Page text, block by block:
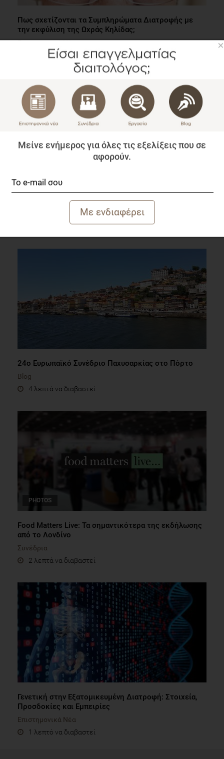
Πως σχετίζονται τα Συμπληρώματα Διατροφής με
την εκφύλιση της Ωχράς Κηλίδας;
Επιστημονικά Νέα
1 λεπτό να διαβαστεί
Αεροβική άσκηση ή άσκηση αντίστασης για την
καρδιακή υγεία και το διαβήτη;
1 λεπτό να διαβαστεί
24ο Ευρωπαϊκό Συνέδριο Παχυσαρκίας στο Πόρτο
Blog
4 λεπτά να διαβαστεί
PHOTOS
Food Matters Live: Τα σημαντικότερα της εκδήλωσης
από το Λονδίνο
Συνέδρια
2 λεπτά να διαβαστεί
Γενετική στην Εξατομικευμένη Διατροφή: Στοιχεία,
Προσδοκίες και Εμπειρίες
Επιστημονικά Νέα
1 λεπτό να διαβαστεί
×
Μείνε ενήμερος για όλες τις εξελίξεις που σε
αφορούν.